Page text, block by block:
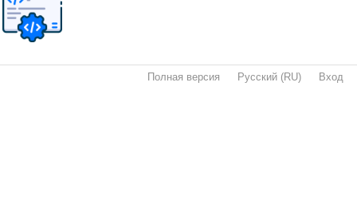
Полная версия Русский (RU) Вход